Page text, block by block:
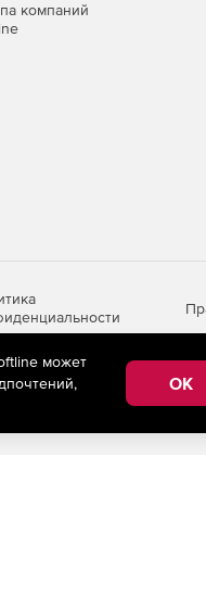
компаний
предоставления
территории Российской
может
OK